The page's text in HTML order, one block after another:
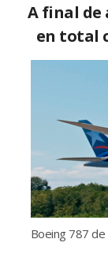
A final de
en total
Boeing 787 de